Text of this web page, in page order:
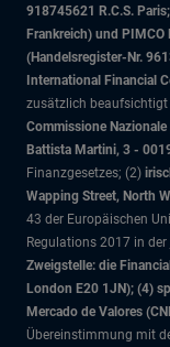
918745621 R.C.S.
Frankreich) und PIMCO
(Handelsregister-Nr.
International Financial
zusätzlich beaufsichtigt
Commissione Nazionale
Battista Martini, 3 -
Finanzgesetzes; (2)
Wapping Street, North
43 der Europäischen
Regulations 2017 in
Zweigstelle: die
London E20 1JN); (4)
Mercado de Valores
Übereinstimmung mit